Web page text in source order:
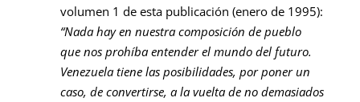
volumen 1 de esta publicación (enero de 1995):
“Nada hay en nuestra composición de pueblo
que nos prohíba entender el mundo del futuro.
Venezuela tiene las posibilidades, por poner un
caso, de convertirse, a la vuelta de no demasiados